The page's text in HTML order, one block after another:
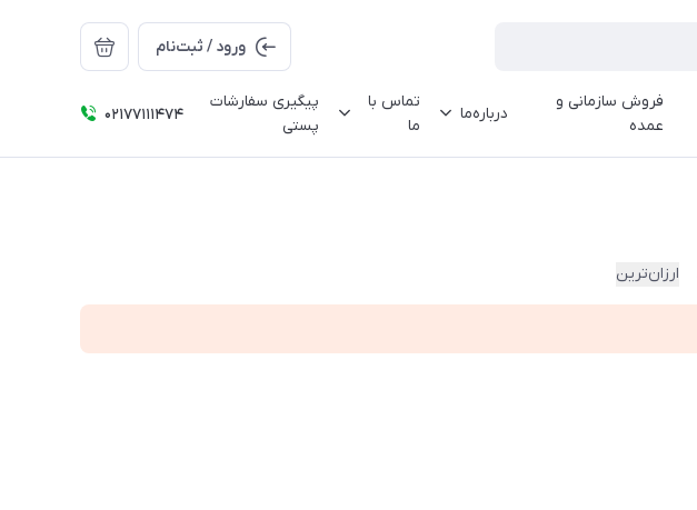
ورود / ثبت‌نام
فروش سازمانی و
عمده
درباره‌ما
تماس با
ما
پیگیری سفارشات
پستی
02177111474
ارزان‌ترین